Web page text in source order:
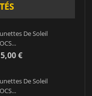
De Soleil
€
De Soleil